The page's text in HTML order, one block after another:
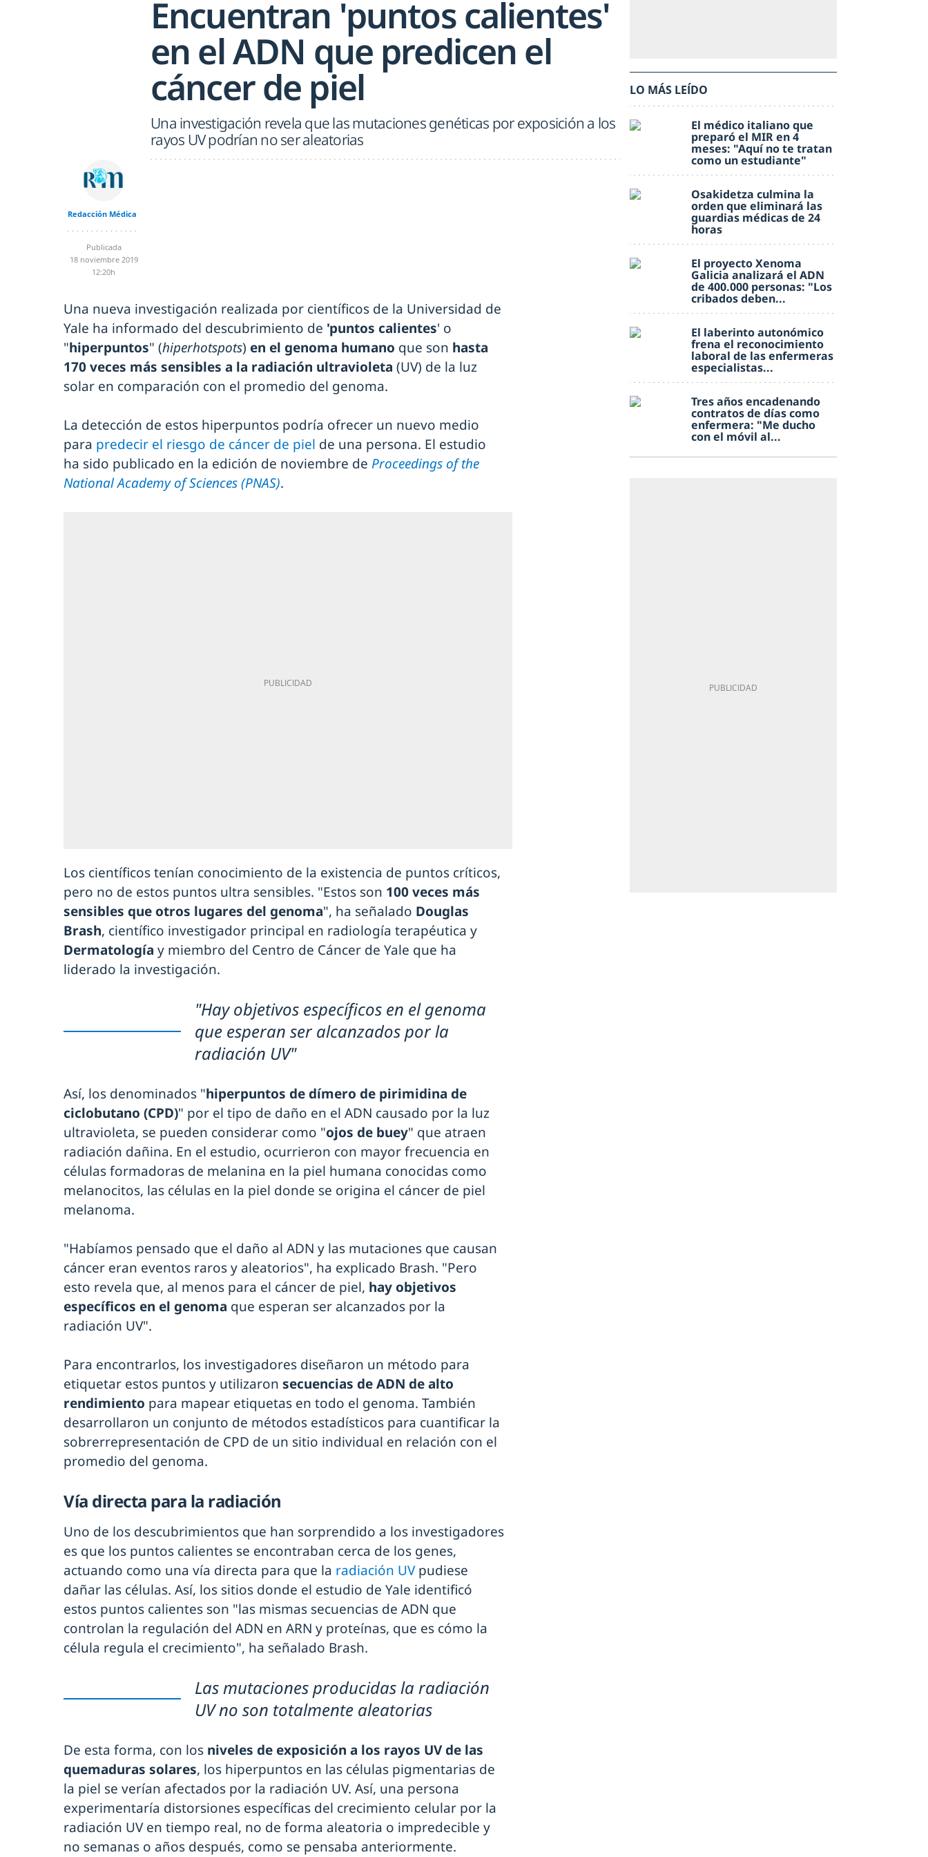
Encuentran 'puntos calientes'
en el ADN que predicen el
cáncer de piel
Una investigación revela que las mutaciones genéticas por exposición a los
rayos UV podrían no ser aleatorias
Redacción Médica
Publicada
18 noviembre 2019
12:20h
Una nueva investigación realizada por científicos de la Universidad de
Yale ha informado del descubrimiento de 'puntos calientes' o
"hiperpuntos" (hiperhotspots) en el genoma humano que son hasta
170 veces más sensibles a la radiación ultravioleta (UV) de la luz
solar en comparación con el promedio del genoma.
La detección de estos hiperpuntos podría ofrecer un nuevo medio
para predecir el riesgo de cáncer de piel de una persona. El estudio
ha sido publicado en la edición de noviembre de Proceedings of the
National Academy of Sciences (PNAS).
Los científicos tenían conocimiento de la existencia de puntos críticos,
pero no de estos puntos ultra sensibles. "Estos son 100 veces más
sensibles que otros lugares del genoma", ha señalado Douglas
Brash, científico investigador principal en radiología terapéutica y
Dermatología y miembro del Centro de Cáncer de Yale que ha
liderado la investigación.
"Hay objetivos específicos en el genoma
que esperan ser alcanzados por la
radiación UV"
Así, los denominados "hiperpuntos de dímero de pirimidina de
ciclobutano (CPD)" por el tipo de daño en el ADN causado por la luz
ultravioleta, se pueden considerar como "ojos de buey" que atraen
radiación dañina. En el estudio, ocurrieron con mayor frecuencia en
células formadoras de melanina en la piel humana conocidas como
melanocitos, las células en la piel donde se origina el cáncer de piel
melanoma.
"Habíamos pensado que el daño al ADN y las mutaciones que causan
cáncer eran eventos raros y aleatorios", ha explicado Brash. "Pero
esto revela que, al menos para el cáncer de piel, hay objetivos
específicos en el genoma que esperan ser alcanzados por la
radiación UV".
Para encontrarlos, los investigadores diseñaron un método para
etiquetar estos puntos y utilizaron secuencias de ADN de alto
rendimiento para mapear etiquetas en todo el genoma. También
desarrollaron un conjunto de métodos estadísticos para cuantificar la
sobrerrepresentación de CPD de un sitio individual en relación con el
promedio del genoma.
Vía directa para la radiación
Uno de los descubrimientos que han sorprendido a los investigadores
es que los puntos calientes se encontraban cerca de los genes,
actuando como una vía directa para que la radiación UVpudiese
dañar las células. Así, los sitios donde el estudio de Yale identificó
estos puntos calientes son "las mismas secuencias de ADN que
controlan la regulación del ADN en ARN y proteínas, que es cómo la
célula regula el crecimiento", ha señalado Brash.
Las mutaciones producidas la radiación
UV no son totalmente aleatorias
De esta forma, con los niveles de exposición a los rayos UV de las
quemaduras solares, los hiperpuntos en las células pigmentarias de
la piel se verían afectados por la radiación UV. Así, una persona
experimentaría distorsiones específicas del crecimiento celular por la
radiación UV en tiempo real, no de forma aleatoria o impredecible y
no semanas o años después, como se pensaba anteriormente.
LO MÁS LEÍDO
El médico italiano que
preparó el MIR en 4
meses: "Aquí no te tratan
como un estudiante"
Osakidetza culmina la
orden que eliminará las
guardias médicas de 24
horas
El proyecto Xenoma
Galicia analizará el ADN
de 400.000 personas: "Los
cribados deben...
El laberinto autonómico
frena el reconocimiento
laboral de las enfermeras
especialistas...
Tres años encadenando
contratos de días como
enfermera: "Me ducho
con el móvil al...